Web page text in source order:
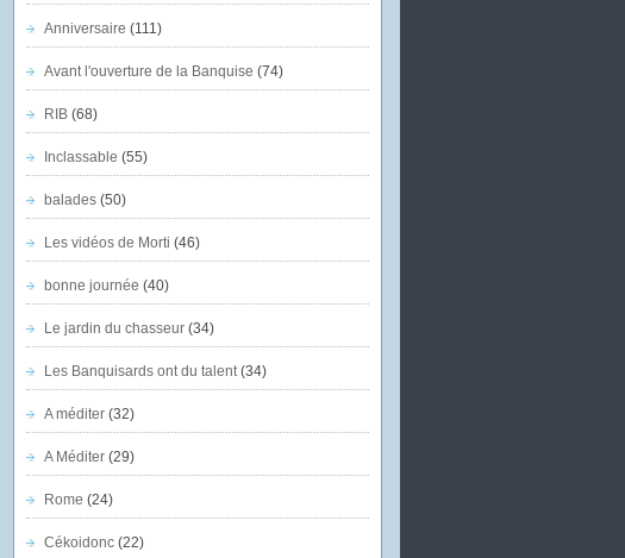
Anniversaire (111)
Avant l'ouverture de la Banquise (74)
RIB(68)
Inclassable (55)
balades(50)
Les vidéos de Morti (46)
bonne journée (40)
Le jardin du chasseur(34)
Les Banquisards ont du talent(34)
A méditer(32)
A Méditer(29)
Rome (24)
Cékoidonc(22)